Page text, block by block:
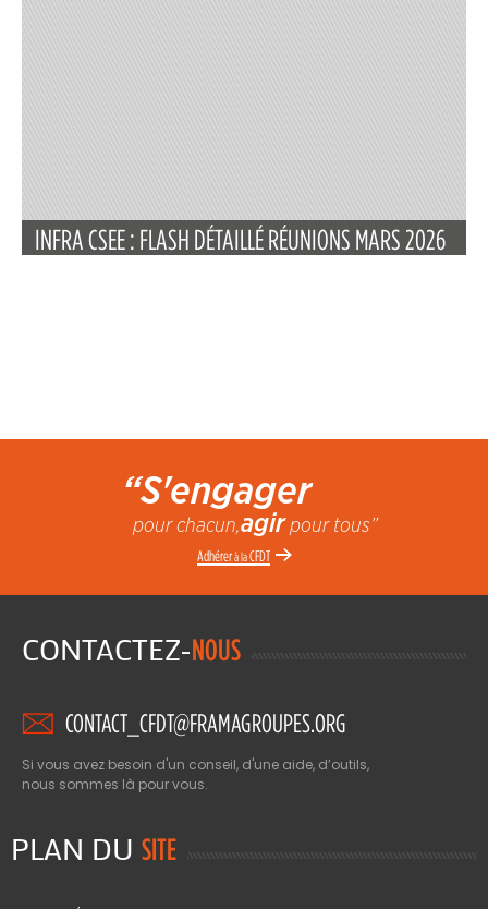
INFRA CSEE : FLASH DÉTAILLÉ RÉUNIONS MARS 2026
“S'engager
pour chacun,agirpour tous”
Adhérerà laCFDT
CONTACTEZ-NOUS
CONTACT_CFDT@FRAMAGROUPES.ORG
Si vous avez besoin d'un conseil, d'une aide, d’outils,
nous sommes là pour vous.
PLAN DU SITE